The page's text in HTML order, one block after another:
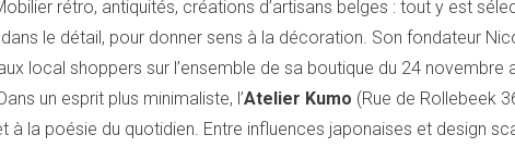
rétro, antiquités, créations d’artisans belges : tout y est
le détail, pour donner sens à la décoration. Son fondateur
local shoppers sur l’ensemble de sa boutique du 24 novembre
un esprit plus minimaliste, l’Atelier Kumo (Rue de Rollebeek
à la poésie du quotidien. Entre influences japonaises et design